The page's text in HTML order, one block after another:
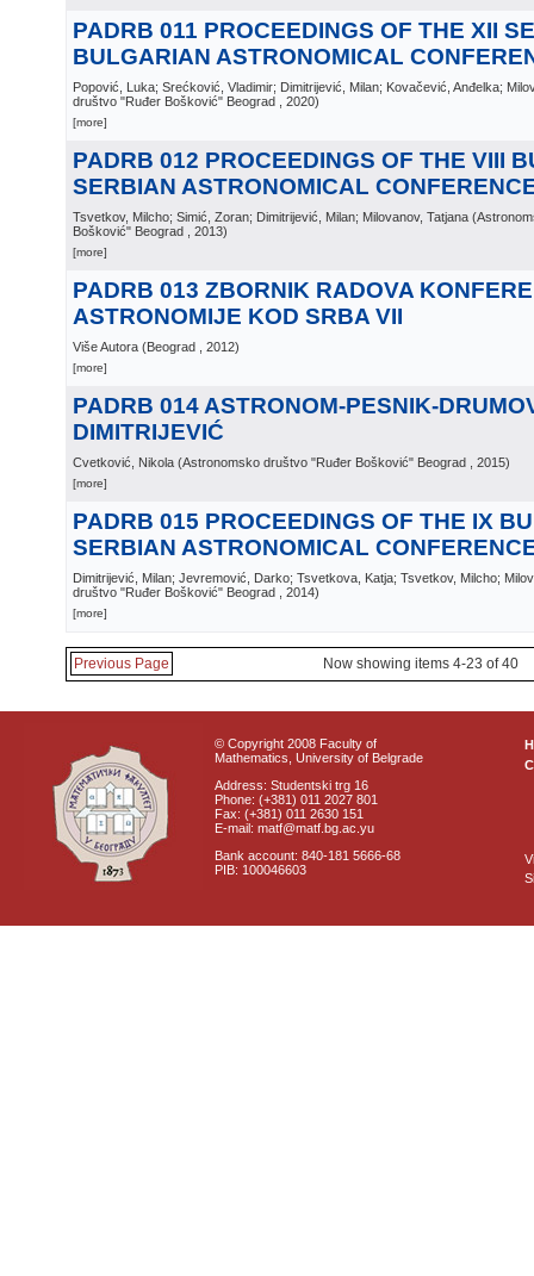
PADRB 011 PROCEEDINGS OF THE XII
BULGARIAN ASTRONOMICAL
Popović, Luka; Srećković, Vladimir; Dimitrijević, Milan; Kovačević, Anđelka;
društvo "Ruđer Bošković" Beograd
, 2020)
[more]
PADRB 012 PROCEEDINGS OF THE VIII
SERBIAN ASTRONOMICAL
Tsvetkov, Milcho; Simić, Zoran; Dimitrijević, Milan; Milovanov, Tatjana (
Bošković" Beograd
, 2013)
[more]
PADRB 013 ZBORNIK RADOVA
ASTRONOMIJE KOD SRBA VII
Više Autora (Beograd , 2012)
[more]
PADRB 014 ASTRONOM-PESNIK-
DIMITRIJEVIĆ
Cvetković, Nikola (Astronomsko društvo "Ruđer Bošković" Beograd , 2015)
[more]
PADRB 015 PROCEEDINGS OF THE IX
SERBIAN ASTRONOMICAL
Dimitrijević, Milan; Jevremović, Darko; Tsvetkova, Katja; Tsvetkov, Milcho;
društvo "Ruđer Bošković" Beograd
, 2014)
[more]
Previous Page Now showing items 4-23 of 40
© Copyright 2008 Faculty of
Mathematics, University of Belgrade
Address: Studentski trg 16
Phone: (+381) 011 2027 801
Fax: (+381) 011 2630 151
E-mail: matf@matf.bg.ac.yu
Bank account: 840-181 5666-68
PIB: 100046603